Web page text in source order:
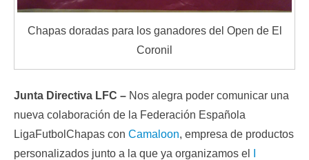
Chapas doradas para los ganadores del Open de El
Coronil
Junta Directiva LFC – Nos alegra poder comunicar una
nueva colaboración de la Federación Española
LigaFutbolChapas con Camaloon, empresa de productos
personalizados junto a la que ya organizamos el